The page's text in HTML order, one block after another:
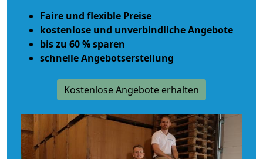
Faire und flexible Preise
kostenlose und unverbindliche Angebote
bis zu 60 % sparen
schnelle Angebotserstellung
Kostenlose Angebote erhalten